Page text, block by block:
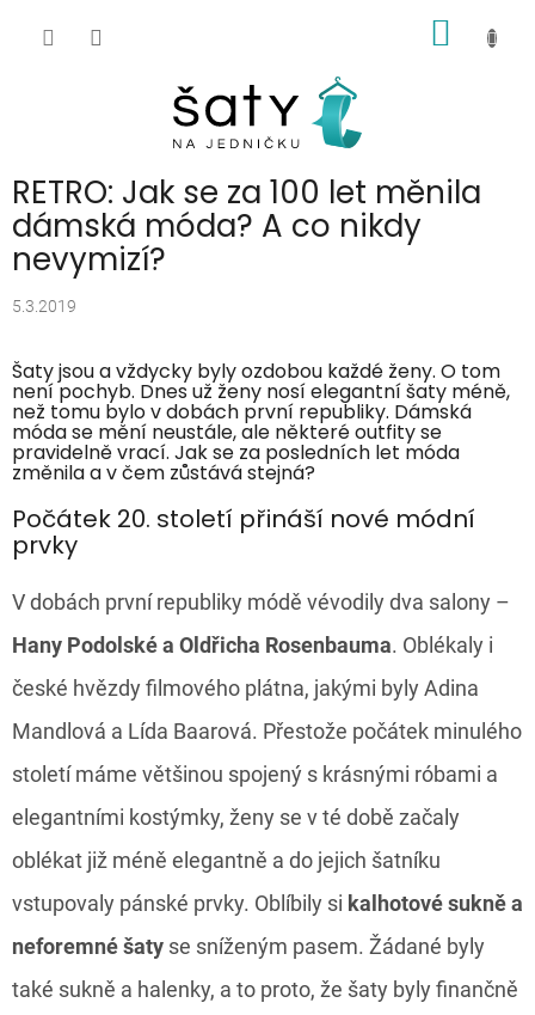
RETRO: Jak se za 100 let měnila
dámská móda? A co nikdy
nevymizí?
5.3.2019
Šaty jsou a vždycky byly ozdobou každé ženy. O tom
není pochyb. Dnes už ženy nosí elegantní šaty méně,
než tomu bylo v dobách první republiky. Dámská
móda se mění neustále, ale některé outfity se
pravidelně vrací. Jak se za posledních let móda
změnila a v čem zůstává stejná?
Počátek 20. století přináší nové módní
prvky
V dobách první republiky módě vévodily dva salony –
Hany Podolské a Oldřicha Rosenbauma. Oblékaly i
české hvězdy filmového plátna, jakými byly Adina
Mandlová a Lída Baarová. Přestože počátek minulého
století máme většinou spojený s krásnými róbami a
elegantními kostýmky, ženy se v té době začaly
oblékat již méně elegantně a do jejich šatníku
vstupovaly pánské prvky. Oblíbily si kalhotové sukně a
neforemné šaty se sníženým pasem. Žádané byly
také sukně a halenky, a to proto, že šaty byly finančně